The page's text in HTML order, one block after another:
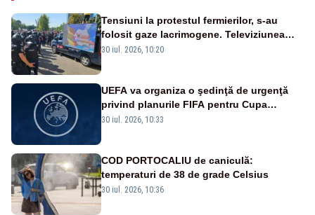
Tensiuni la protestul fermierilor, s-au
folosit gaze lacrimogene. Televiziunea
Poporului face apel la calm – LIVE TEXT
30 iul. 2026, 10:20
UEFA va organiza o şedinţă de urgenţă
privind planurile FIFA pentru Cupa
Mondială
30 iul. 2026, 10:33
COD PORTOCALIU de caniculă:
temperaturi de 38 de grade Celsius
30 iul. 2026, 10:36